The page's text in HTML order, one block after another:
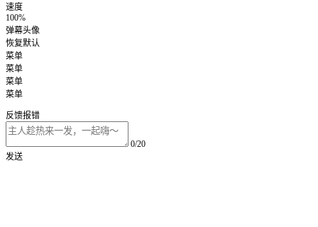
速度
100%
弹幕头像
恢复默认
菜单
菜单
菜单
菜单
反馈报错
0/20
发送